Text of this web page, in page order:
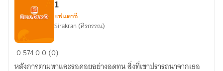
The
Cordis
1
แฟนตาซี
Sirakran (ศิรกรรณ)
057400 (0)
หลังการตามหาและรอคอยอย่างอดทน สิ่งที่เขาปรารถนาจากเธอ